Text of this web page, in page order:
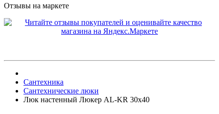
Отзывы на маркете
Сантехника
Сантехнические люки
Люк настенный Люкер AL-KR 30x40